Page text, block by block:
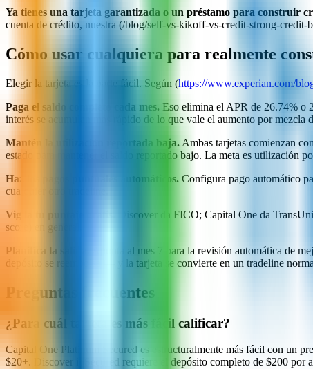
Ya tienes una tarjeta garantizada o un préstamo para construir
cuenta de crédito, nuestra (/blog/self-vs-kikoff-vs-credit-strong-credit-
Cómo usar cualquiera para realmente
Elegir la tarjeta es la parte fácil. Según (https://www.experian.com/
Paga el saldo completo cada mes. Eso elimina el APR de 26.74% o
interés se acumulan más rápido de lo que vale el aumento por mezcla
Mantén la utilización reportada baja. Ambas tarjetas comienzan
estado para mantener el saldo reportado bajo. La meta es utilización
Haz los pagos puntuales automáticos. Configura pago automático
cualquier otro tradeline.
Vigila tu puntaje gratis.
Discover da FICO; Capital One da
score) en general.
Planifica la salida.
Apunta al mes 7 para la revisión automática de
depósito se reembolsa — y la tarjeta se convierte en un tradeline
Preguntas frecuentes
¿Para cuál tarjeta es más fácil calificar?
Capital One Platinum Secured es estructuralmente más fácil con un
$20+. Discover it Secured requiere el depósito completo de $200 por